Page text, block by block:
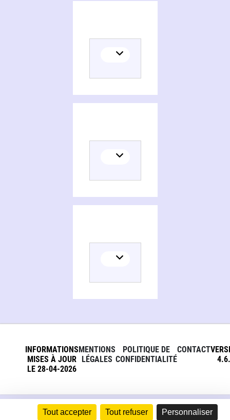
Tout accepter Tout refuser Personnaliser
INFORMATIONS
MISES À JOUR
LE 28-04-2026
MENTIONS
LÉGALES
POLITIQUE DE
CONFIDENTIALITÉ
CONTACT